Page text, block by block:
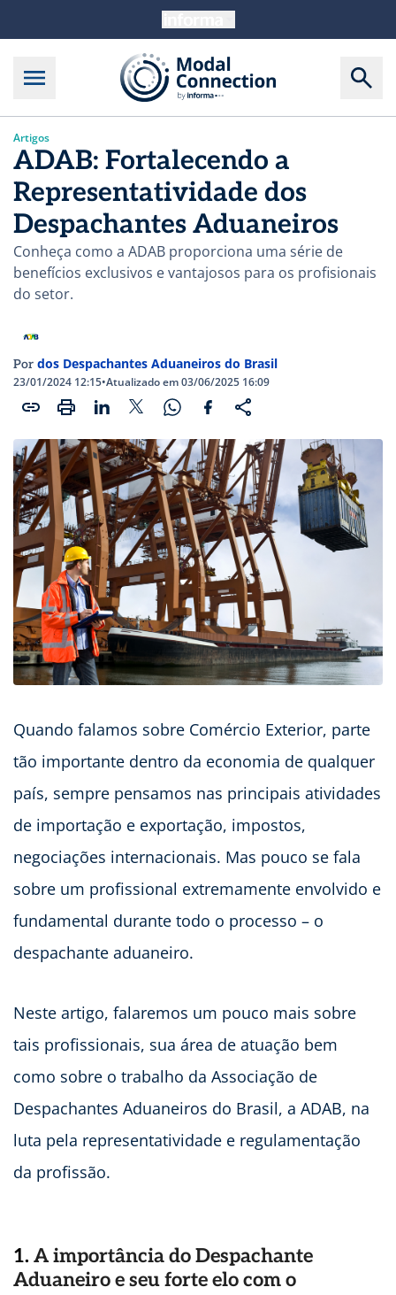
Artigos
ADAB: Fortalecendo a
Representatividade dos
Despachantes Aduaneiros
Conheça como a ADAB proporciona uma série de
benefícios exclusivos e vantajosos para os profisionais
do setor.
Por dos Despachantes Aduaneiros do Brasil
23/01/2024 12:15•Atualizado em 03/06/2025 16:09
Quando falamos sobre Comércio Exterior, parte
tão importante dentro da economia de qualquer
país, sempre pensamos nas principais atividades
de importação e exportação, impostos,
negociações internacionais. Mas pouco se fala
sobre um profissional extremamente envolvido e
fundamental durante todo o processo – o
despachante aduaneiro.
Neste artigo, falaremos um pouco mais sobre
tais profissionais, sua área de atuação bem
como sobre o trabalho da Associação de
Despachantes Aduaneiros do Brasil, a ADAB, na
luta pela representatividade e regulamentação
da profissão.
1. A importância do Despachante
Aduaneiro e seu forte elo com o